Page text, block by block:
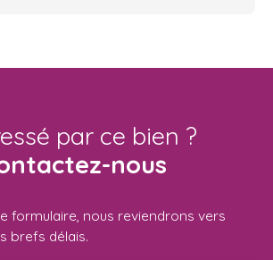
par ce bien ?
nous
formulaire, nous reviendrons vers
brefs délais.